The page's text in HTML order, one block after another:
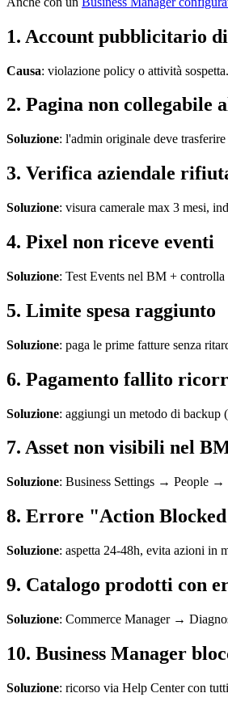
1. Account pubblicitario
Causa: violazione policy o attività sospetta.
2. Pagina non collegabile
Soluzione: l'admin originale deve
3. Verifica aziendale
Soluzione: visura camerale max 3 mesi,
4. Pixel non riceve eventi
Soluzione: Test Events nel BM +
5. Limite spesa raggiunto
Soluzione: paga le prime fatture senza
6. Pagamento fallito
Soluzione: aggiungi un metodo di backup
7. Asset non visibili nel
Soluzione: Business Settings → People →
8. Errore "Action
Soluzione: aspetta 24-48h, evita azioni in
9. Catalogo prodotti con
Soluzione: Commerce Manager →
10. Business Manager
Soluzione: ricorso via Help Center con